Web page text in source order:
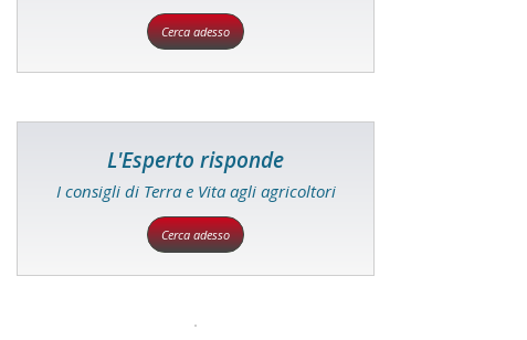
Cerca adesso
L'Esperto risponde
I consigli di Terra e Vita agli agricoltori
Cerca adesso